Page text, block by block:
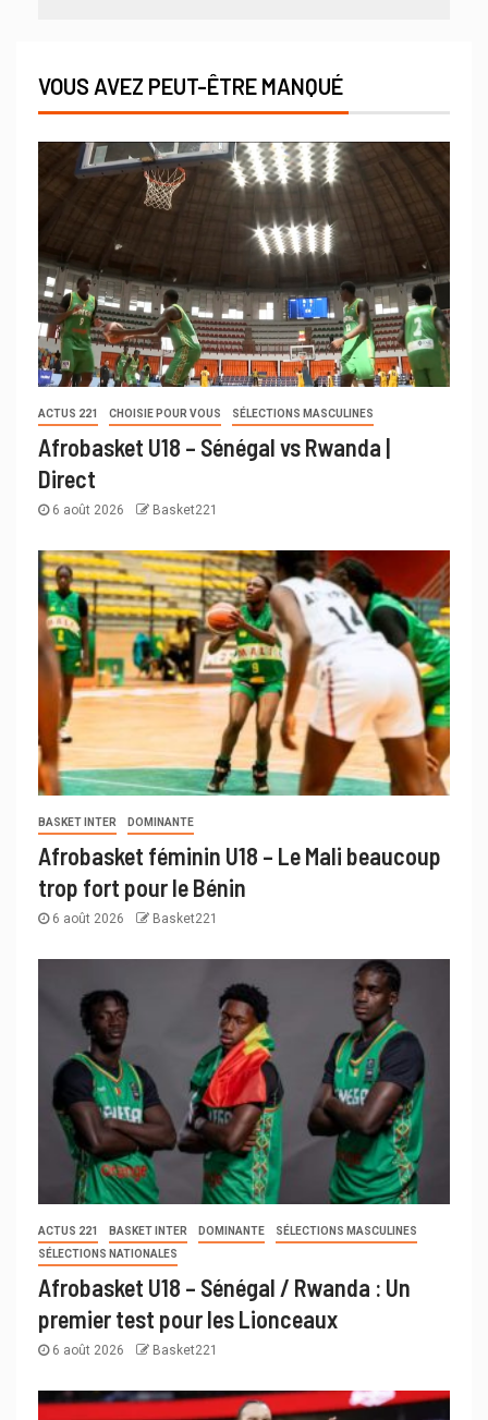
VOUS AVEZ PEUT-ÊTRE MANQUÉ
ACTUS 221 CHOISIE POUR VOUS SÉLECTIONS MASCULINES
Afrobasket U18 – Sénégal vs Rwanda |
Direct
6 août 2026 Basket221
BASKET INTER DOMINANTE
Afrobasket féminin U18 – Le Mali beaucoup
trop fort pour le Bénin
6 août 2026 Basket221
ACTUS 221 BASKET INTER DOMINANTE
SÉLECTIONS MASCULINES
SÉLECTIONS NATIONALES
Afrobasket U18 – Sénégal / Rwanda : Un
premier test pour les Lionceaux
6 août 2026 Basket221